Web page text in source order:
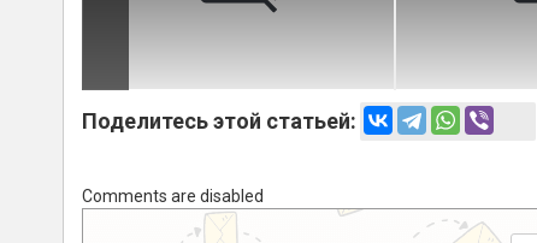
Поделитесь этой статьей:
Comments are disabled